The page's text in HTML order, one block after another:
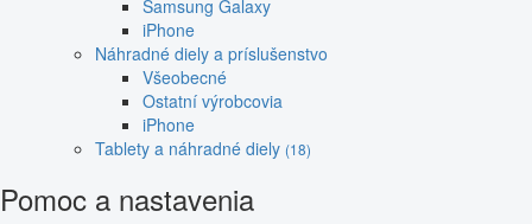
Samsung Galaxy
iPhone
Náhradné diely a príslušenstvo
Všeobecné
Ostatní výrobcovia
iPhone
Tablety a náhradné diely (18)
Pomoc a nastavenia